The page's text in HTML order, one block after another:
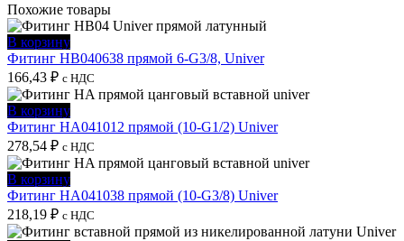
Похожие товары
В корзину
Фитинг HB040638 прямой 6-G3/8, Univer
166,43 ₽ с НДС
В корзину
Фитинг HA041012 прямой (10-G1/2) Univer
278,54 ₽ с НДС
В корзину
Фитинг HA041038 прямой (10-G3/8) Univer
218,19 ₽ с НДС